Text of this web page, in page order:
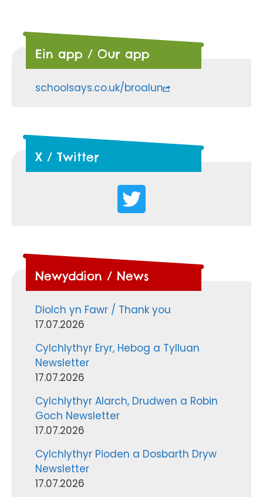
Ein app / Our app
schoolsays.co.uk/broalun
X / Twitter
Newyddion / News
Diolch yn Fawr / Thank you
17.07.2026
Cylchlythyr Eryr, Hebog a Tylluan
Newsletter
17.07.2026
Cylchlythyr Alarch, Drudwen a Robin
Goch Newsletter
17.07.2026
Cylchlythyr Pioden a Dosbarth Dryw
Newsletter
17.07.2026